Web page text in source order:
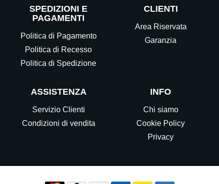
SPEDIZIONI E
PAGAMENTI
Politica di Pagamento
Politica di Recesso
Politica di Spedizione
CLIENTI
Area Riservata
Garanzia
ASSISTENZA
Servizio Clienti
Condizioni di vendita
INFO
Chi siamo
Cookie Policy
Privacy